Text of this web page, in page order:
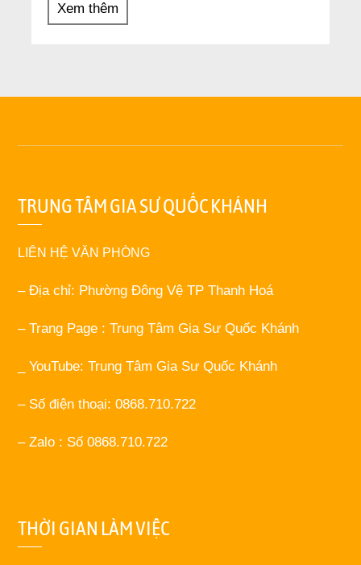
Xem thêm
TRUNG TÂM GIA SƯ QUỐC KHÁNH
LIÊN HỆ VĂN PHÒNG
– Địa chỉ: Phường Đông Vệ TP Thanh Hoá
– Trang Page : Trung Tâm Gia Sư Quốc Khánh
_ YouTube: Trung Tâm Gia Sư Quốc Khánh
– Số điện thoại: 0868.710.722
– Zalo : Số 0868.710.722
THỜI GIAN LÀM VIỆC